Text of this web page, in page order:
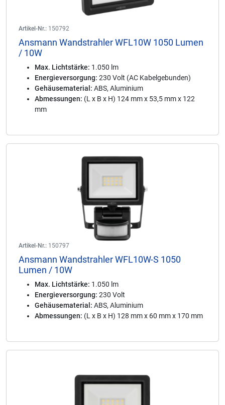
Artikel-Nr.: 150792
Ansmann Wandstrahler WFL10W 1050 Lumen
/ 10W
Max. Lichtstärke: 1.050 lm
Energieversorgung: 230 Volt (AC Kabelgebunden)
Gehäusematerial: ABS, Aluminium
Abmessungen: (L x B x H) 124 mm x 53,5 mm x 122
mm
Artikel-Nr.: 150797
Ansmann Wandstrahler WFL10W-S 1050
Lumen / 10W
Max. Lichtstärke: 1.050 lm
Energieversorgung: 230 Volt
Gehäusematerial: ABS, Aluminium
Abmessungen: (L x B x H) 128 mm x 60 mm x 170 mm